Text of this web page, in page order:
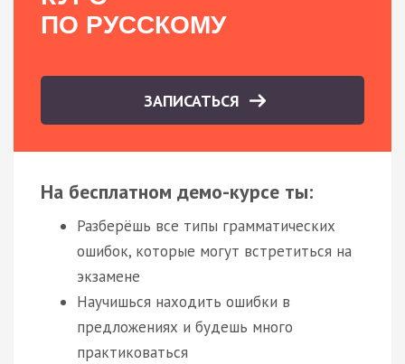
ПО РУССКОМУ
ЗАПИСАТЬСЯ
На бесплатном демо-курсе ты:
Разберёшь все типы грамматических
ошибок, которые могут встретиться на
экзамене
Научишься находить ошибки в
предложениях и будешь много
практиковаться